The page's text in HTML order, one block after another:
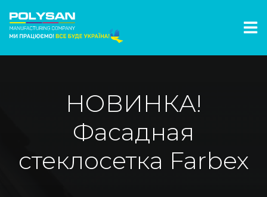
НОВИНКА!
Фасадная
стеклосетка Farbex